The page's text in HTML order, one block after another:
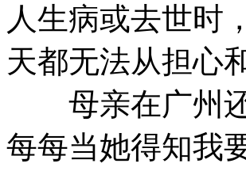
人生病或去世时
天都无法从担心
母亲在广州还
每每当她得知我